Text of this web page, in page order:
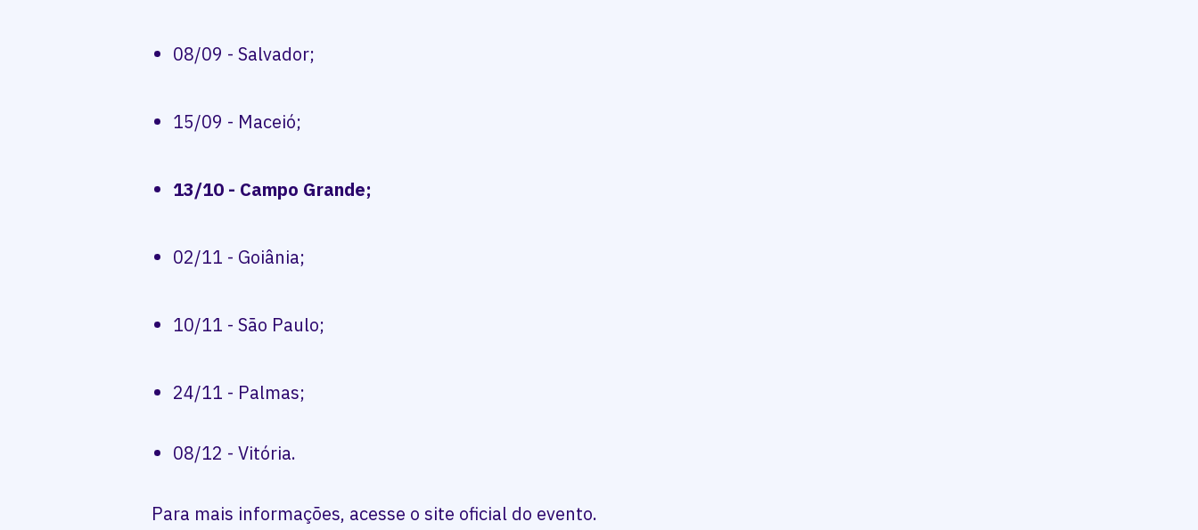
08/09 - Salvador;
15/09 - Maceió;
13/10 - Campo Grande;
02/11 - Goiânia;
10/11 - São Paulo;
24/11 - Palmas;
08/12 - Vitória.
Para mais informações, acesse o site oficial do evento.